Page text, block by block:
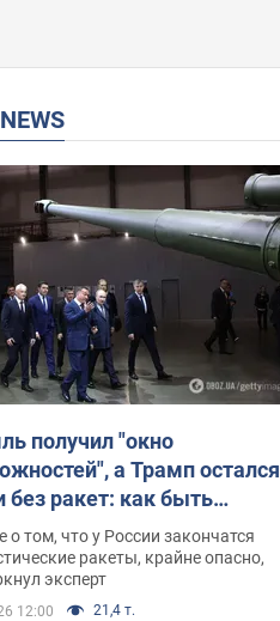
NEWS
получил "окно
а Трамп остался
без ракет: как быть
Интервью с Мельником
о том, что у России закончатся
ракеты, крайне опасно,
эксперт
12:00 21,4 т.